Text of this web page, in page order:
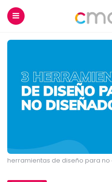
herramientas de diseño para